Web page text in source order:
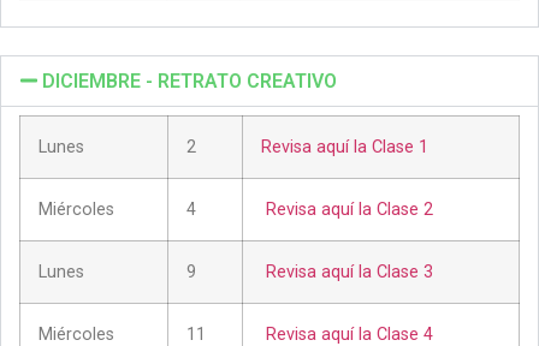
DICIEMBRE - RETRATO CREATIVO
Lunes 2 Revisa aquí la Clase 1
Miércoles 4 Revisa aquí la Clase 2
Lunes 9 Revisa aquí la Clase 3
Miércoles 11 Revisa aquí la Clase 4